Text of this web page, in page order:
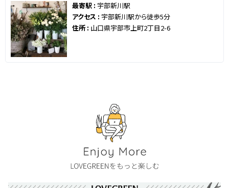
最寄駅 : 宇部新川駅
アクセス : 宇部新川駅から徒歩5分
住所 : 山口県宇部市上町2丁目2-6